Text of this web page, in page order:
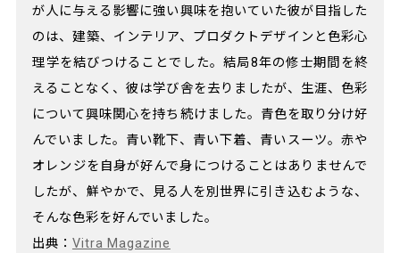
が人に与える影響に強い興味を抱いていた彼が目指した
のは、建築、インテリア、プロダクトデザインと色彩心
理学を結びつけることでした。結局8年の修士期間を終
えることなく、彼は学び舎を去りましたが、生涯、色彩
について興味関心を持ち続けました。青色を取り分け好
んでいました。青い靴下、青い下着、青いスーツ。赤や
オレンジを自身が好んで身につけることはありませんで
したが、鮮やかで、見る人を別世界に引き込むような、
そんな色彩を好んでいました。
出典： Vitra Magazine